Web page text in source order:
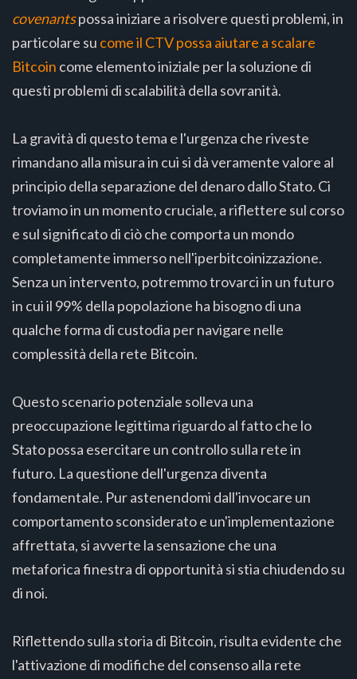
covenantspossa iniziare a risolvere questi problemi, in
particolare su come il CTV possa aiutare a scalare
Bitcoin come elemento iniziale per la soluzione di
questi problemi di scalabilità della sovranità.
La gravità di questo tema e l'urgenza che riveste
rimandano alla misura in cui si dà veramente valore al
principio della separazione del denaro dallo Stato. Ci
troviamo in un momento cruciale, a riflettere sul corso
e sul significato di ciò che comporta un mondo
completamente immerso nell'iperbitcoinizzazione.
Senza un intervento, potremmo trovarci in un futuro
in cui il 99% della popolazione ha bisogno di una
qualche forma di custodia per navigare nelle
complessità della rete Bitcoin.
Questo scenario potenziale solleva una
preoccupazione legittima riguardo al fatto che lo
Stato possa esercitare un controllo sulla rete in
futuro. La questione dell'urgenza diventa
fondamentale. Pur astenendomi dall'invocare un
comportamento sconsiderato e un'implementazione
affrettata, si avverte la sensazione che una
metaforica finestra di opportunità si stia chiudendo su
di noi.
Riflettendo sulla storia di Bitcoin, risulta evidente che
l'attivazione di modifiche del consenso alla rete